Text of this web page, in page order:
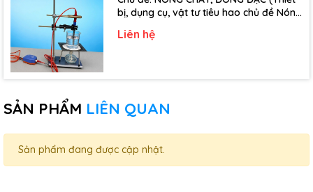
bị, dụng cụ, vật tư tiêu hao chủ đề Nóng
Liên hệ
SẢN PHẨM LIÊN QUAN
Sản phẩm đang được cập nhật.